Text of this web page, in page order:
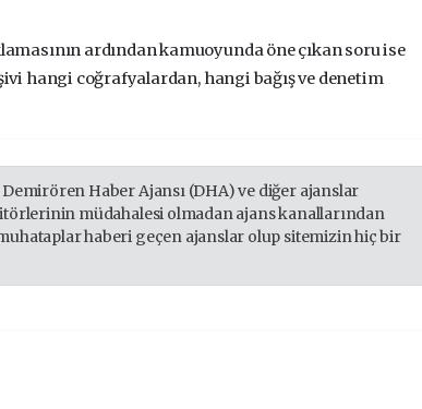
ardından kamuoyunda öne çıkan soru ise
hangi coğrafyalardan, hangi bağış ve denetim
Haber Ajansı (DHA) ve diğer ajanslar
müdahalesi olmadan ajans kanallarından
haberi geçen ajanslar olup sitemizin hiç bir